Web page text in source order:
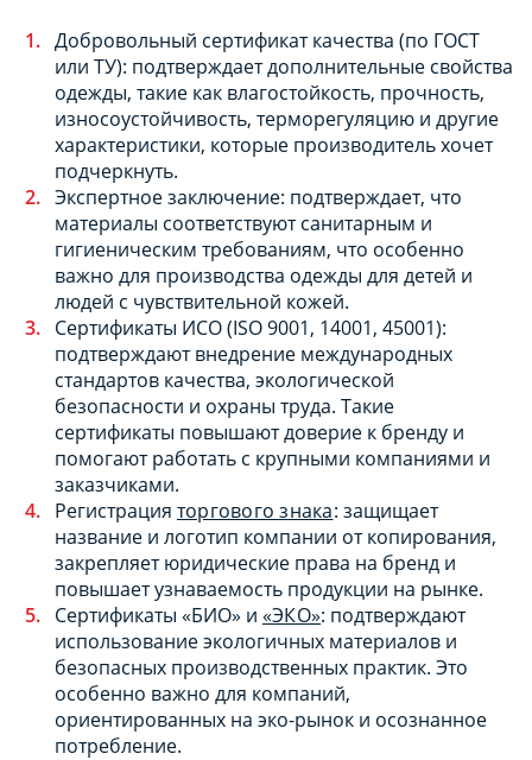
Добровольный сертификат качества (по ГОСТ
или ТУ): подтверждает дополнительные свойства
одежды, такие как влагостойкость, прочность,
износоустойчивость, терморегуляцию и другие
характеристики, которые производитель хочет
подчеркнуть.
Экспертное заключение: подтверждает, что
материалы соответствуют санитарным и
гигиеническим требованиям, что особенно
важно для производства одежды для детей и
людей с чувствительной кожей.
Сертификаты ИСО (ISO 9001, 14001, 45001):
подтверждают внедрение международных
стандартов качества, экологической
безопасности и охраны труда. Такие
сертификаты повышают доверие к бренду и
помогают работать с крупными компаниями и
заказчиками.
Регистрация торгового знака: защищает
название и логотип компании от копирования,
закрепляет юридические права на бренд и
повышает узнаваемость продукции на рынке.
Сертификаты «БИО» и «ЭКО»: подтверждают
использование экологичных материалов и
безопасных производственных практик. Это
особенно важно для компаний,
ориентированных на эко-рынок и осознанное
потребление.